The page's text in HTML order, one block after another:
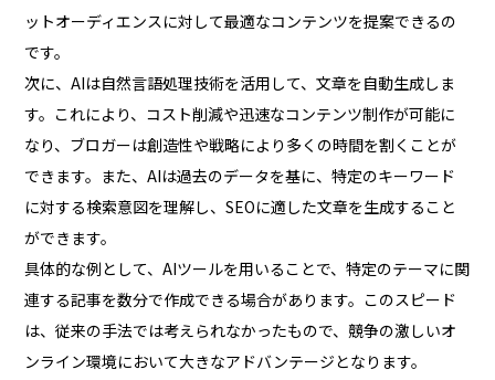
ットオーディエンスに対して最適なコンテンツを提案できるの
です。
次に、AIは自然言語処理技術を活用して、文章を自動生成しま
す。これにより、コスト削減や迅速なコンテンツ制作が可能に
なり、ブロガーは創造性や戦略により多くの時間を割くことが
できます。また、AIは過去のデータを基に、特定のキーワード
に対する検索意図を理解し、SEOに適した文章を生成すること
ができます。
具体的な例として、AIツールを用いることで、特定のテーマに関
連する記事を数分で作成できる場合があります。このスピード
は、従来の手法では考えられなかったもので、競争の激しいオ
ンライン環境において大きなアドバンテージとなります。